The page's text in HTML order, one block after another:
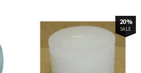
20%
SALE